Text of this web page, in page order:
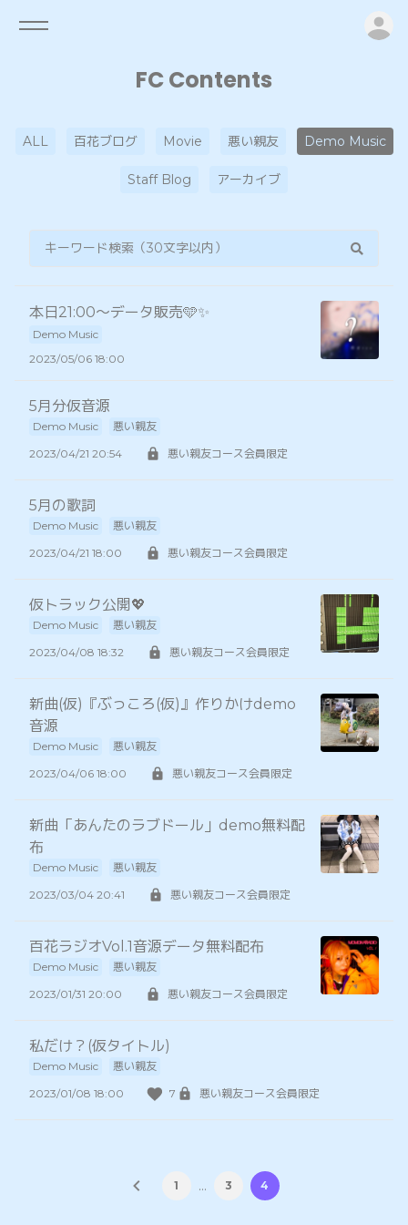
FC Contents
ALL 百花ブログ Movie 悪い親友 Demo Music
Staff Blog アーカイブ
本日21:00〜データ販売🩵✨
Demo Music
2023/05/06 18:00
5月分仮音源
Demo Music
悪い親友
2023/04/21 20:54
悪い親友コース会員限定
5月の歌詞
Demo Music
悪い親友
2023/04/21 18:00
悪い親友コース会員限定
仮トラック公開💖
Demo Music
悪い親友
2023/04/08 18:32
悪い親友コース会員限定
新曲(仮)『ぶっころ(仮)』作りかけdemo
音源
Demo Music
悪い親友
2023/04/06 18:00
悪い親友コース会員限定
新曲「あんたのラブドール」demo無料配
布
Demo Music
悪い親友
2023/03/04 20:41
悪い親友コース会員限定
百花ラジオVol.1音源データ無料配布
Demo Music
悪い親友
2023/01/31 20:00
悪い親友コース会員限定
私だけ？(仮タイトル)
Demo Music
悪い親友
2023/01/08 18:00
7 悪い親友コース会員限定
1 … 3 4